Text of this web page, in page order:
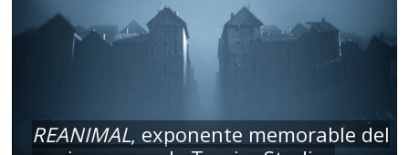
REANIMAL, exponente memorable del